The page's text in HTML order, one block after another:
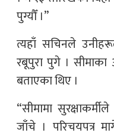
पुग्यौँ ।”
त्यहाँ सचिनले
रबूपुरा पुगे । सीमाका
बताएका थिए ।
“सीमामा
जाँचे । परिचयपत्र